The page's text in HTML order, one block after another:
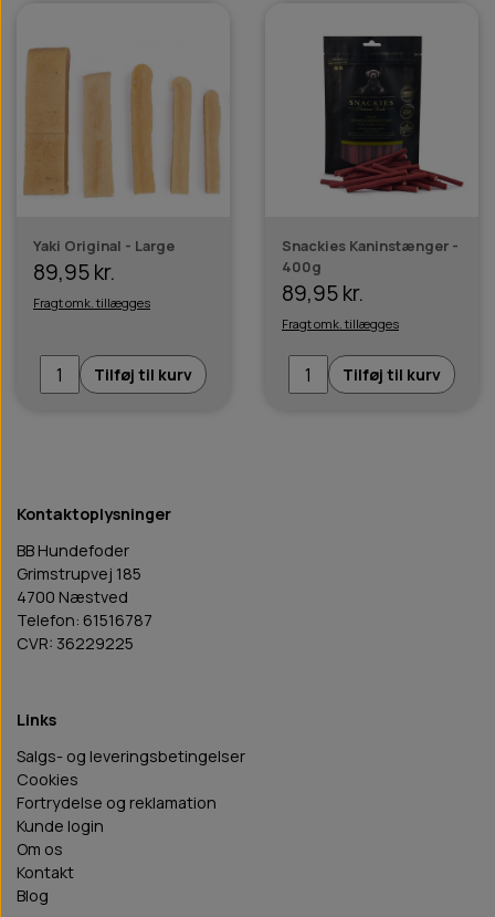
Yaki Original - Large
89,95 kr.
Fragt omk. tillægges
Tilføj til kurv
Snackies Kaninstænger -
400g
89,95 kr.
Fragt omk. tillægges
Tilføj til kurv
Kontaktoplysninger
BB Hundefoder
Grimstrupvej 185
4700 Næstved
Telefon: 61516787
CVR: 36229225
Links
Salgs- og leveringsbetingelser
Cookies
Fortrydelse og reklamation
Kunde login
Om os
Kontakt
Blog